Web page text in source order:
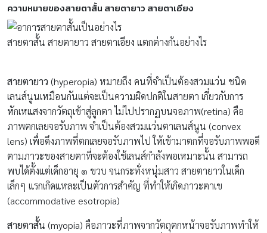
ความหมายของสายตาสั้น สายตายาว สายตาเอียง
สายตาสั้น สายตายาว สายตาเอียง แตกต่างก้นอย่างไร
สายตายาว (hyperopia) หมายถึง คนที่จำเป็นต้องสวมแว่น ชนิด
เลนส์นูนเหมือนกันแต่จะเป็นความผิดปกติในสายตา เกี่ยวกับการ
หักเหแสงจากวัตถุเข้าสู่ลูกตา ไม่ไปปรากฏบนจอภาพ(retina) คือ
ภาพตกเลยจอรับภาพ จำเป็นต้องสวมแว่นตาเลนส์นูน (convex
lens) เพื่อดึงภาพที่ตกเลยจอรับภาพไป ให้เข้ามาตกที่จอรับภาพพอดี
ตามภาวะของสายตาที่จะต้องใช้เลนส์กำลังพอเหมาะนั้น สามารถ
พบได้ตั้งแต่เด็กอายุ ๑ ขวบ จนกระทั่งหนุ่มสาว สายตายาวในเด็ก
เล็กๆ แรกเกิดแหละเป็นตัวการสำคัญ ที่ทำให้เกิดภาวะตาเข
(accommodative esotropia)
สายตาสั้น (myopia) คือภาวะที่ภาพจากวัตถุตกหน้าจอรับภาพทำให้